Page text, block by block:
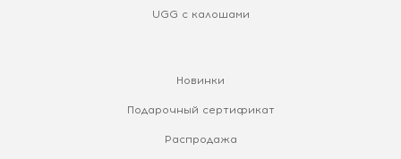
UGG с калошами
Новинки
Подарочный сертификат
Распродажа